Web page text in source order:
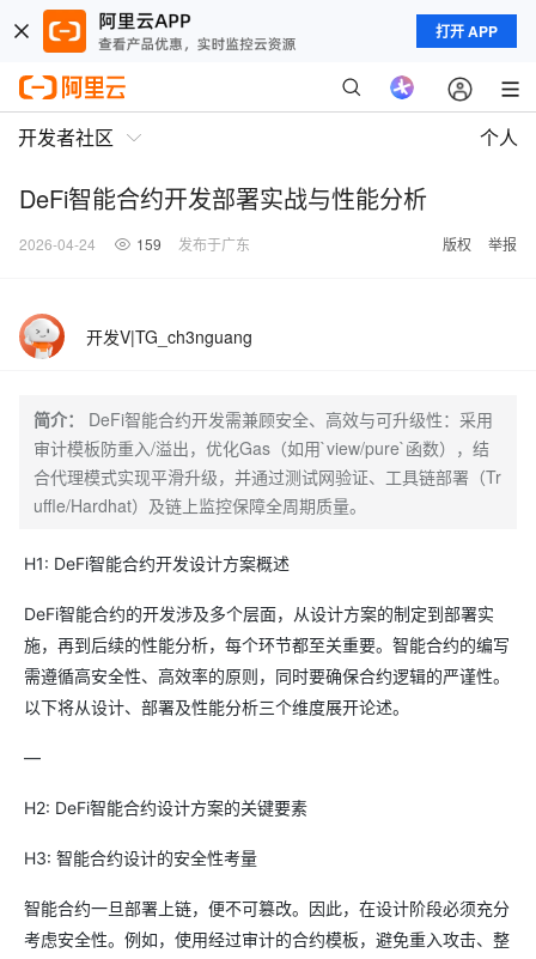
打开 APP
开发者社区 个人
DeFi智能合约开发部署实战与性能分析
2026-04-24 159 发布于广东 版权 举报
开发V|TG_ch3nguang
简介：
DeFi智能合约开发需兼顾安全、高效与可升级性：采用
审计模板防重入/溢出，优化Gas（如用`view/pure`函数），结
合代理模式实现平滑升级，并通过测试网验证、工具链部署（Tr
uffle/Hardhat）及链上监控保障全周期质量。
H1: DeFi智能合约开发设计方案概述
DeFi智能合约的开发涉及多个层面，从设计方案的制定到部署实
施，再到后续的性能分析，每个环节都至关重要。智能合约的编写
需遵循高安全性、高效率的原则，同时要确保合约逻辑的严谨性。
以下将从设计、部署及性能分析三个维度展开论述。
—
H2: DeFi智能合约设计方案的关键要素
H3: 智能合约设计的安全性考量
智能合约一旦部署上链，便不可篡改。因此，在设计阶段必须充分
考虑安全性。例如，使用经过审计的合约模板，避免重入攻击、整